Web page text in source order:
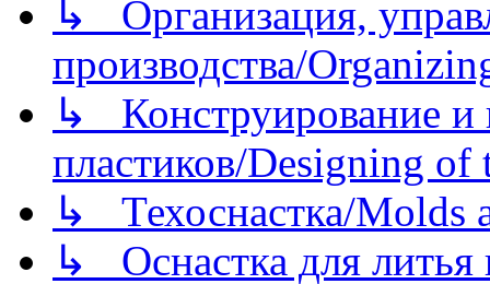
↳ Организация,
производства/
↳ Конструирование и
пластиков/Designing of
↳ Техоснастка/Molds
↳ Оснастка для литья